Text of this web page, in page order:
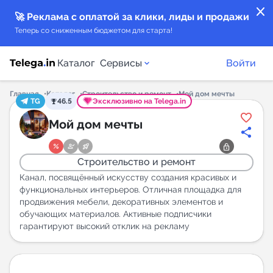
close
🚀 Реклама с оплатой за клики, лиды и продажи
Теперь со сниженным бюджетом для старта!
Каталог Сервисы
Каталог каналов
Каталог ботов
Горящие предложения
Индекс читаемости каналов в Telegram
New
Аналитика MAX каналов
Войти
Главная Каталог Строительство и ремонт
Мой дом мечты
TG
46.5 Эксклюзивно на Telega.in
Мой дом мечты
Строительство и ремонт
Канал, посвящённый искусству создания красивых и
функциональных интерьеров. Отличная площадка для
продвижения мебели, декоративных элементов и
обучающих материалов. Активные подписчики
гарантируют высокий отклик на рекламу